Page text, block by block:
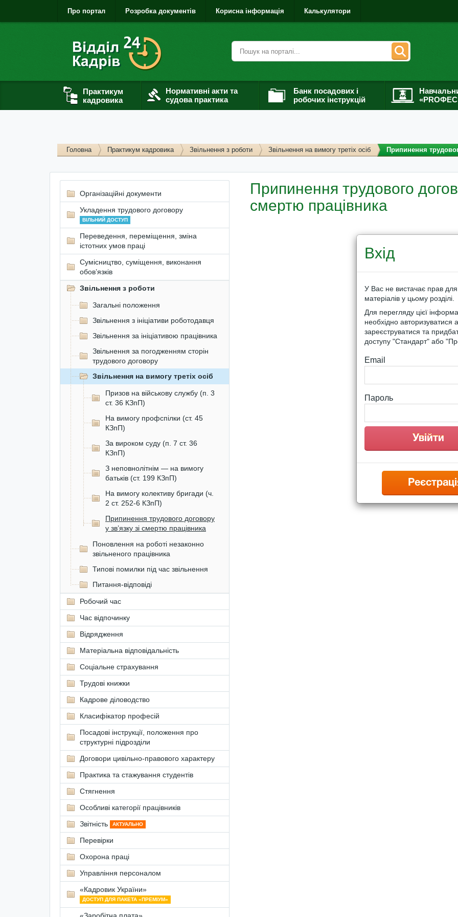
Про портал Розробка документів Корисна інформація Калькулятори
Практикум
кадровика
Нормативні акти та
судова практика
Банк посадових і
робочих інструкцій
Головна Практикум кадровика Звільнення з роботи Звільнення на вимогу третіх осіб Припинення
Припинення трудового
смертю працівника
Вхід
У Вас не вистачає прав
матеріалів у цьому розділі.
Для перегляду цієї
необхідно авторизуватися
зареєструватися та
доступу "Стандарт" або
Email
Пароль
Організаційні документи
Укладення трудового договору
ВІЛЬНИЙ ДОСТУП
Переведення, переміщення, зміна
істотних умов праці
Сумісництво, суміщення, виконання
обов’язків
Звільнення з роботи
Загальні положення
Звільнення з ініціативи роботодавця
Звільнення за ініціативою працівника
Звільнення за погодженням сторін
трудового договору
Звільнення на вимогу третіх осіб
Призов на військову службу (п. 3
ст. 36 КЗпП)
На вимогу профспілки (ст. 45
КЗпП)
За вироком суду (п. 7 ст. 36
КЗпП)
З неповнолітнім — на вимогу
батьків (ст. 199 КЗпП)
На вимогу колективу бригади (ч.
2 ст. 252-6 КЗпП)
Припинення трудового договору
у зв’язку зі смертю працівника
Поновлення на роботі незаконно
звільненого працівника
Типові помилки під час звільнення
Питання-відповіді
Робочий час
Час відпочинку
Відрядження
Матеріальна відповідальність
Соціальне страхування
Трудові книжки
Кадрове діловодство
Класифікатор професій
Посадові інструкції, положення про
структурні підрозділи
Договори цивільно-правового характеру
Практика та стажування студентів
Стягнення
Особливі категорії працівників
Звітність
АКТУАЛЬНО
Перевірки
Охорона праці
Управління персоналом
«Кадровик України»
ДОСТУП ДЛЯ ПАКЕТА «ПРЕМІУМ»